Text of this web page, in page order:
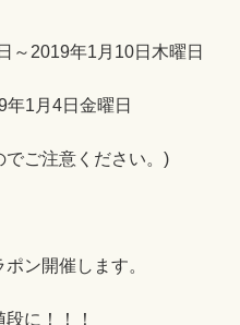
2019年1月10日木曜日
1月4日金曜日
でご注意ください。)
ン開催します。
に！！！